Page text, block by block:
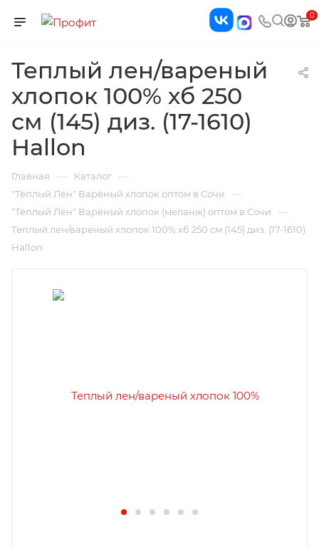
0
Теплый лен/вареный
хлопок 100% хб 250
см (145) диз. (17-1610)
Hallon
Главная — Каталог —
"Тёплый Лён" Варёный хлопок оптом в Сочи —
"Тёплый Лён" Варёный хлопок (меланж) оптом в Сочи —
Теплый лен/вареный хлопок 100% хб 250 см (145) диз. (17-1610)
Hallon